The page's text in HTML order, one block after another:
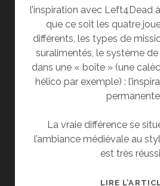
l’inspiration avec Left4Dead
que ce soit les quatre
différents, les types de
suralimentés, le système
dans une « boîte » (une
hélico par exemple) :
La vraie différence se
l’ambiance médiévale au
est très
LIRE